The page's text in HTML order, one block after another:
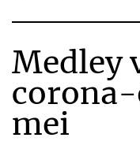
Medley
mei